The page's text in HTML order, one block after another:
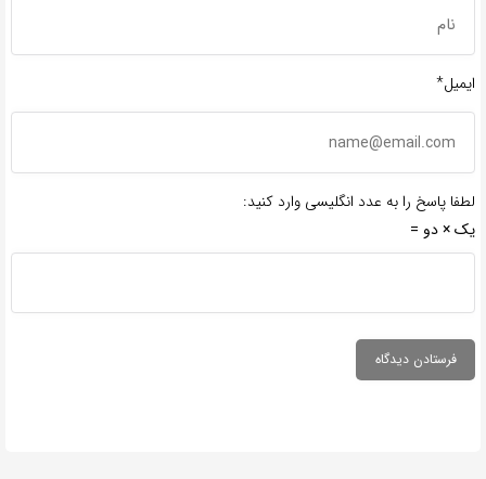
ایمیل*
لطفا پاسخ را به عدد انگلیسی وارد کنید:
یک × دو =